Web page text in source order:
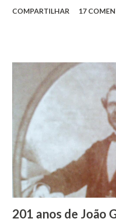
Vieira dos Santos e Arlinda
infância pobre, João Vieira
estudos, e então passou a
plano para auxiliar na renda
garçon, dono de bar, de
panificação. “Ao contrário de
raízes e procuram obscurecer
em defender o pão como
que trabalhar copiosamente
trocas de gorjetas que c...
COMPARTILHAR 17
201 anos de João